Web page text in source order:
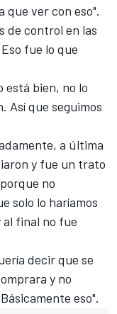
que ver con eso".
de control en las
fue lo que
está bien, no lo
Así que seguimos
a última
y fue un trato
no
solo lo haríamos
final no fue
decir que se
y no
eso".